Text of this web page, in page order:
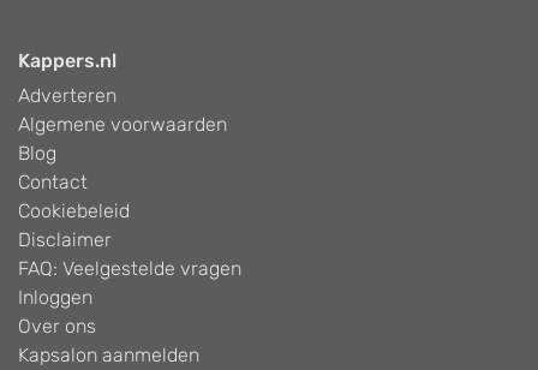
Kappers.nl
Adverteren
Algemene voorwaarden
Blog
Contact
Cookiebeleid
Disclaimer
FAQ: Veelgestelde vragen
Inloggen
Over ons
Kapsalon aanmelden